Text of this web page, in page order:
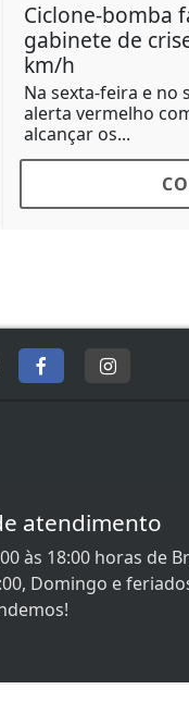
SP montar
ventos de 100
sábado, está previsto
rajadas que podem
atendimento
às 18:00 horas de
Domingo e